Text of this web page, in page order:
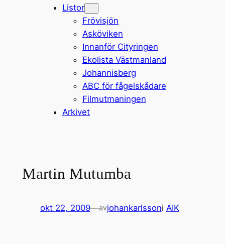
Listor
Frövisjön
Asköviken
Innanför Cityringen
Ekolista Västmanland
Johannisberg
ABC för fågelskådare
Filmutmaningen
Arkivet
Martin Mutumba
okt 22, 2009—avjohankarlssoni AIK